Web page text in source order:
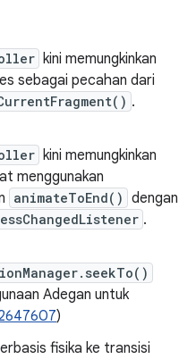
kini memungkinkan
sebagai pecahan dari
.
kini memungkinkan
menggunakan
animateToEnd() dengan
.
Adegan untuk
)
fisika ke transisi